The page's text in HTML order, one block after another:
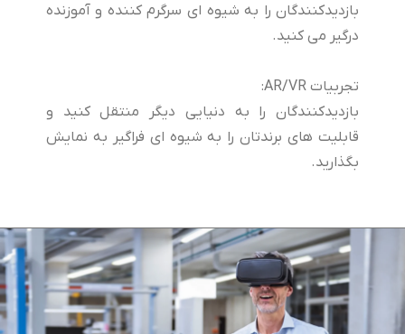
بازدیدکنندگان را به شیوه ای سرگرم کننده و آموزنده
درگیر می کنید.
تجربیات AR/VR:
بازدیدکنندگان را به دنیایی دیگر منتقل کنید و
قابلیت های برندتان را به شیوه ای فراگیر به نمایش
بگذارید.